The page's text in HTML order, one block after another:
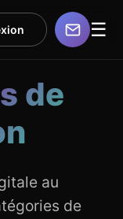
☰
de
au
de